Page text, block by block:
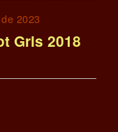
2023
Gris 2018